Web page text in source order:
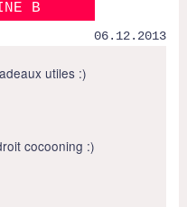
B
06.12.2013
utiles :)
cocooning :)